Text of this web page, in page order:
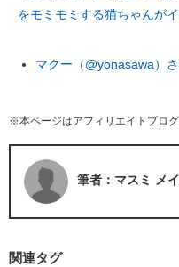
をモミモミする猫ちゃんが
マクー（@yonasawa）
※本ページはアフィリエイトプロ
筆者：マスミ メ
関連タグ